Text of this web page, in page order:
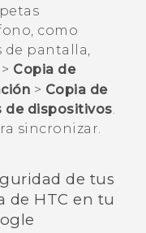
como
de pantalla,
> Copia de
> Copia de
de dispositivos.
sincronizar.
de tus
de HTC en tu